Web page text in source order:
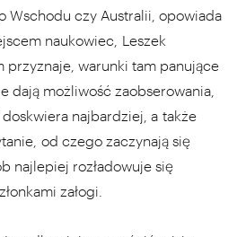
Wschodu czy Australii, opowiada
naukowiec, Leszek
przyznaje, warunki tam panujące
dają możliwość zaobserowania,
najbardziej, a także
od czego zaczynają się
najlepiej rozładowuje się
załogi.